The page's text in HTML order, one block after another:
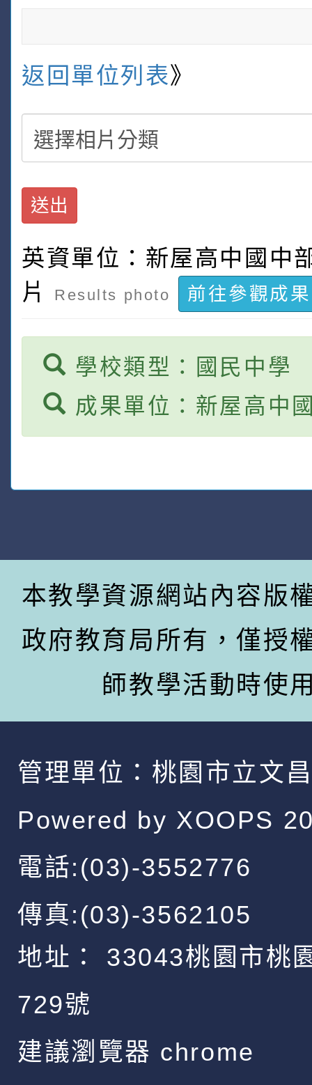
返回單位列表》
送出
英資單位：新屋高中國中
片
Results photo 前往參觀成果
學校類型：國民中學
成果單位：新屋高中
本教學資源網站內容版
政府教育局所有，僅授
師教學活動時使
管理單位： 桃園市立文
Powered by XOOPS
電話:(03)-3552776
傳真:(03)-3562105
地址：
33043桃園市桃
729號
建議瀏覽器 chrome